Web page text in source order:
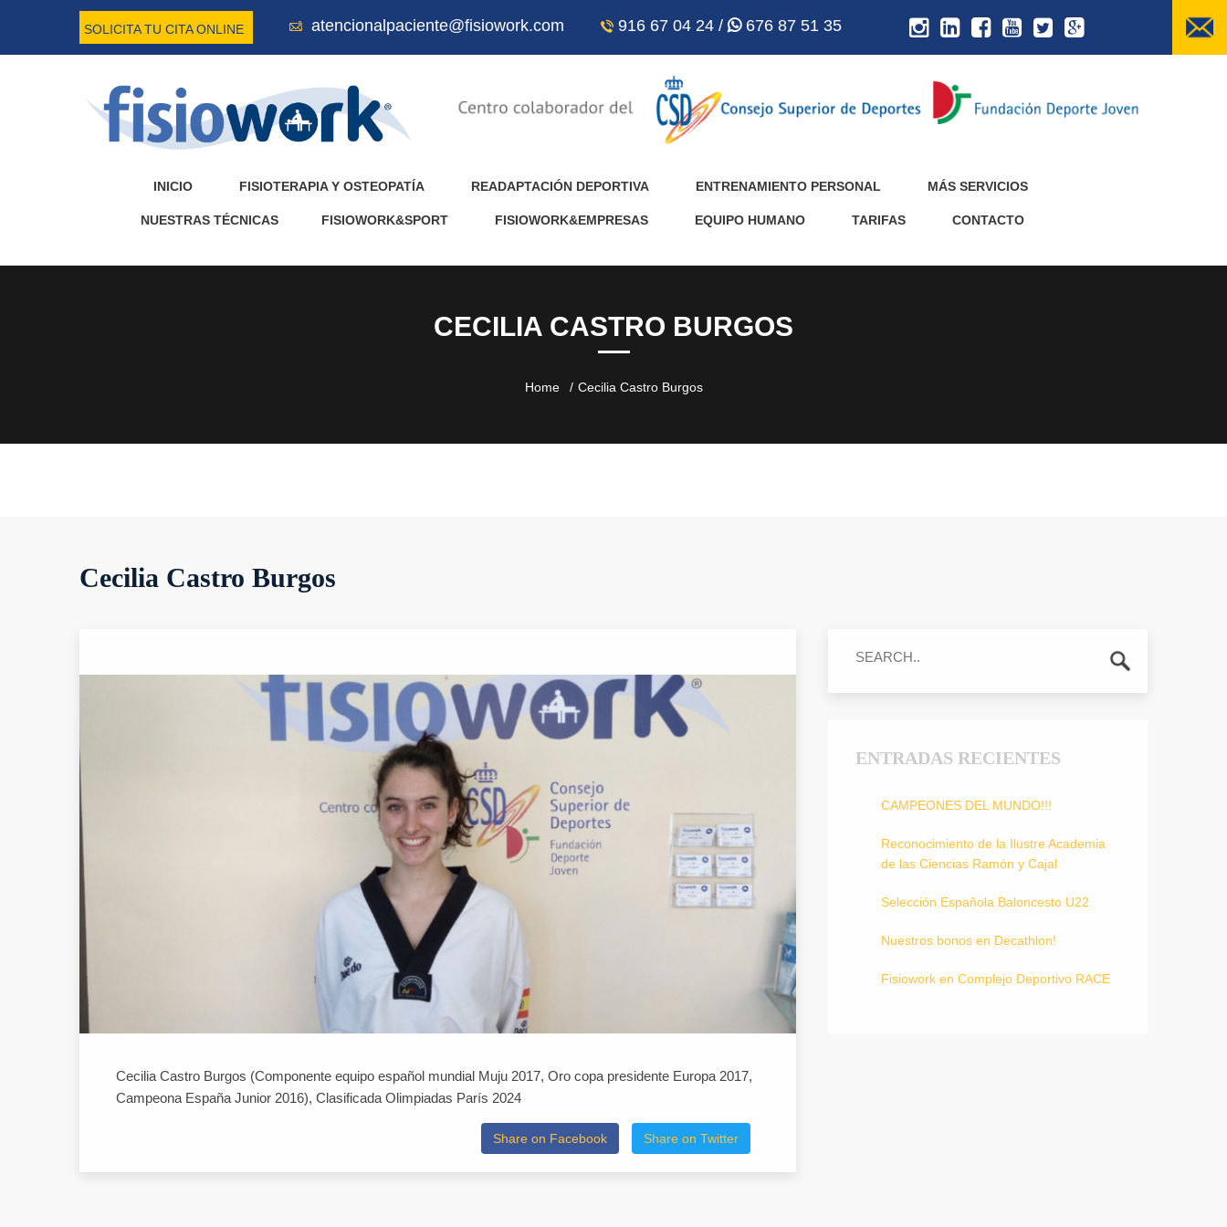
SOLICITA TU CITA ONLINE atencionalpaciente@fisiowork.com 916 67 04 24 / 676 87 51 35
INICIO FISIOTERAPIA Y OSTEOPATÍA READAPTACIÓN DEPORTIVA ENTRENAMIENTO PERSONAL MÁS SERVICIOS
NUESTRAS TÉCNICAS FISIOWORK&SPORT FISIOWORK&EMPRESAS EQUIPO HUMANO TARIFAS CONTACTO
CECILIA CASTRO BURGOS
Home Cecilia Castro Burgos
Cecilia Castro Burgos
Cecilia Castro Burgos (Componente equipo español mundial Muju 2017, Oro copa presidente Europa 2017,
Campeona España Junior 2016), Clasificada Olimpiadas París 2024
Share on Facebook Share on Twitter
ENTRADAS RECIENTES
CAMPEONES DEL MUNDO!!!
Reconocimiento de la Ilustre Academia
de las Ciencias Ramón y Cajal
Selección Española Baloncesto U22
Nuestros bonos en Decathlon!
Fisiowork en Complejo Deportivo RACE